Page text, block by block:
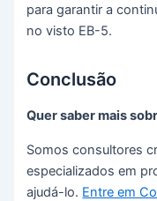
para garantir a
no visto EB-5.
Conclusão
Quer saber mais
Somos consultores
especializados em
ajudá-lo. Entre em